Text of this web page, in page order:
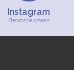
Instagram
/leoromerosaez